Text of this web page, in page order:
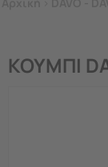
ΚΟΥΜΠΙ